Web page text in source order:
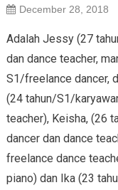
December 28, 2018
Adalah Jessy (27
dan dance teacher,
S1/freelance dancer,
(24 tahun/S1/
teacher), Keisha, (26
dancer dan dance
freelance dance
piano) dan Ika (23